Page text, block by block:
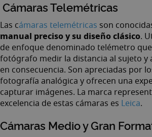
Cámaras Telemétricas
Las cámaras telemétricas son
manual preciso y su diseño clásico.
de enfoque denominado telémetro
fotógrafo medir la distancia al sujeto y
en consecuencia. Son apreciadas por
fotografía analógica y ofrecen una
capturar imágenes. La marca
excelencia de estas cámaras es Leica.
Cámaras Medio y Gran